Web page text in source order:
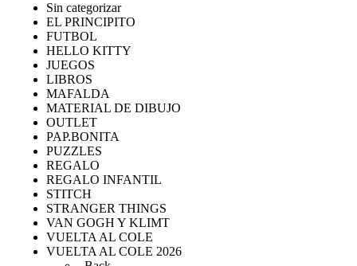
Sin categorizar
EL PRINCIPITO
FUTBOL
HELLO KITTY
JUEGOS
LIBROS
MAFALDA
MATERIAL DE DIBUJO
OUTLET
PAP.BONITA
PUZZLES
REGALO
REGALO INFANTIL
STITCH
STRANGER THINGS
VAN GOGH Y KLIMT
VUELTA AL COLE
VUELTA AL COLE 2026